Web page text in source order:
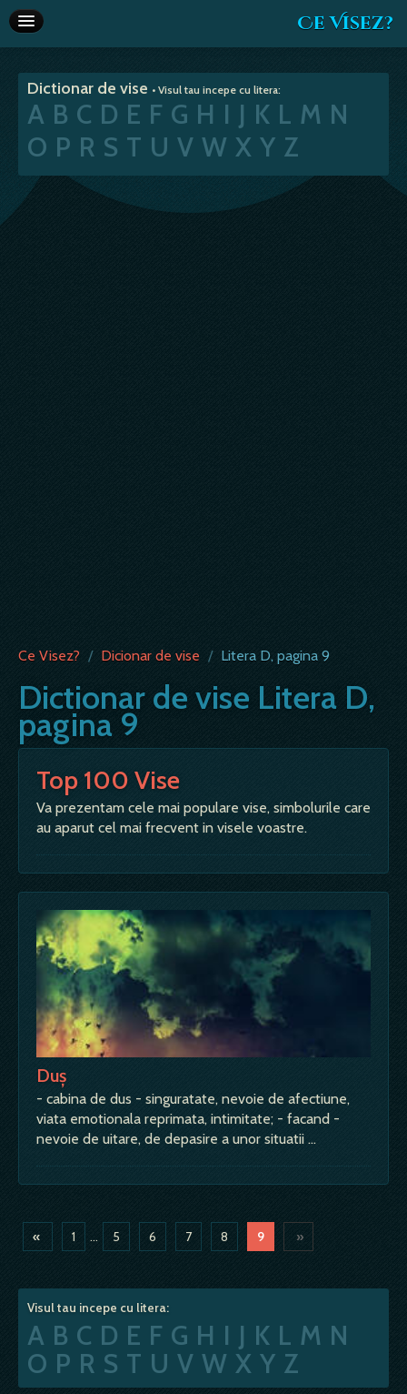
Ce Visez?
Interpretare vise
Articole
Va recomandam
Dictionar de vise • Visul tau incepe cu litera:
A B C D E F G H I J K L M N
O P R S T U V W X Y Z
Ce Visez? / Dicionar de vise / Litera D, pagina 9
Dictionar de vise Litera D,
pagina 9
Top 100 Vise
Va prezentam cele mai populare vise, simbolurile care
au aparut cel mai frecvent in visele voastre.
Duş
- cabina de dus - singuratate, nevoie de afectiune,
viata emotionala reprimata, intimitate; - facand -
nevoie de uitare, de depasire a unor situatii …
« 1 ... 5 6 7 8 9 »
Visul tau incepe cu litera:
A B C D E F G H I J K L M N
O P R S T U V W X Y Z